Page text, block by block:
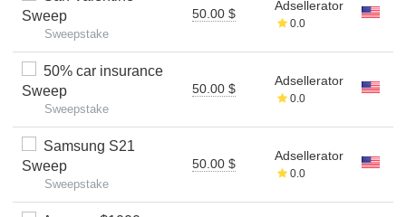
Sweep
Sweepstake
50.00 $
Adsellerator
0.0
50% car insurance
Sweep
Sweepstake
50.00 $
Adsellerator
0.0
Samsung S21
Sweep
Sweepstake
50.00 $
Adsellerator
0.0